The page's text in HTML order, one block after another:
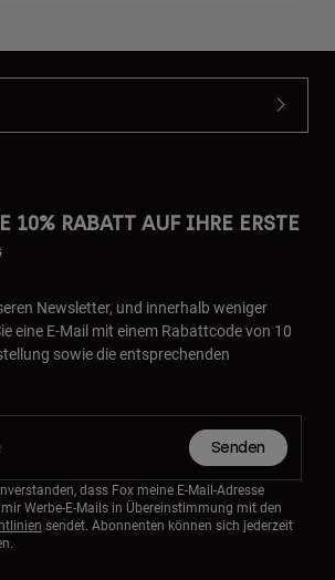
10% RABATT AUF IHRE ERSTE
Newsletter, und innerhalb weniger
eine E-Mail mit einem Rabattcode von 10
sowie die entsprechenden
Senden
dass Fox meine E-Mail-Adresse
Werbe-E-Mails in Übereinstimmung mit den
sendet. Abonnenten können sich jederzeit